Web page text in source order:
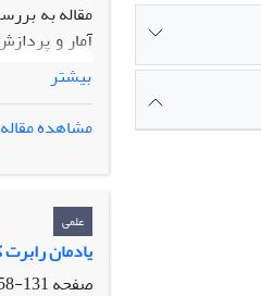
مقاله به
آمار و
عدیده ای
استانی و
جرایم
بیشتر
مشاهده مقاله
علمی
یادمان رابرت
صفحه131-158